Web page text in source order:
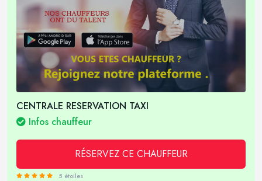
CENTRALE RESERVATION TAXI
Infos chauffeur
RÉSERVEZ CE CHAUFFEUR
5 étoiles